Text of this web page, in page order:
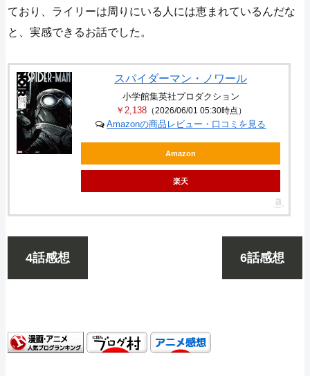
ており、ライリーは周りにいる人には恵まれているんだな
と、実感できるお話でした。
スパイダーマン・ノワール
小学館集英社プロダクション
￥2,138（2026/06/01 05:30時点）
Amazonの商品レビュー・口コミを見る
Amazon
楽天
4話感想 6話感想